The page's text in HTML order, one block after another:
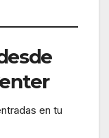
en tu